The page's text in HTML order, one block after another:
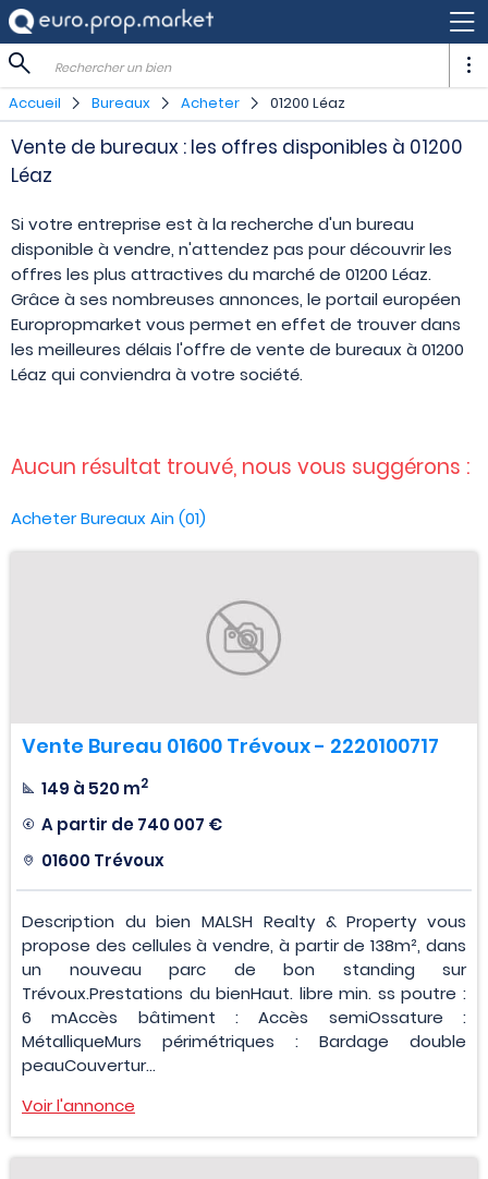
Rechercher un bien
Accueil Bureaux Acheter 01200 Léaz
Vente de bureaux : les offres disponibles à 01200
Léaz
Si votre entreprise est à la recherche d'un bureau
disponible à vendre, n'attendez pas pour découvrir les
offres les plus attractives du marché de 01200 Léaz.
Grâce à ses nombreuses annonces, le portail européen
Europropmarket vous permet en effet de trouver dans
les meilleures délais l'offre de vente de bureaux à 01200
Léaz qui conviendra à votre société.
Aucun résultat trouvé, nous vous suggérons :
Acheter Bureaux Ain (01)
Vente Bureau 01600 Trévoux - 2220100717
149 à 520 m2
A partir de740 007 €
01600 Trévoux
Description du bien MALSH Realty & Property vous
propose des cellules à vendre, à partir de 138m², dans
un nouveau parc de bon standing sur
Trévoux.Prestations du bienHaut. libre min. ss poutre :
6 mAccès bâtiment : Accès semiOssature :
MétalliqueMurs périmétriques : Bardage double
peauCouvertur...
Voir l'annonce